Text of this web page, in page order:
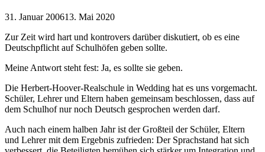
31. Januar 200613. Mai 2020
Zur Zeit wird hart und kontrovers darüber diskutiert, ob es eine
Deutschpflicht auf Schulhöfen geben sollte.
Meine Antwort steht fest: Ja, es sollte sie geben.
Die Herbert-Hoover-Realschule in Wedding hat es uns vorgemacht.
Schüler, Lehrer und Eltern haben gemeinsam beschlossen, dass auf
dem Schulhof nur noch Deutsch gesprochen werden darf.
Auch nach einem halben Jahr ist der Großteil der Schüler, Eltern
und Lehrer mit dem Ergebnis zufrieden: Der Sprachstand hat sich